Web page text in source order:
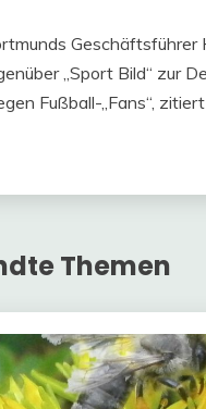
Geschäftsführer
„Sport Bild“ zur
Fußball-„Fans“,
Themen